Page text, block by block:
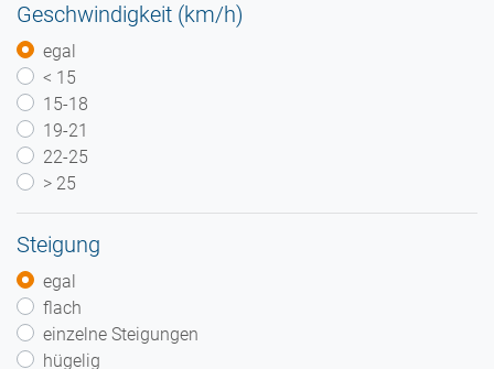
Geschwindigkeit (km/h)
egal
< 15
15-18
19-21
22-25
> 25
Steigung
egal
flach
einzelne Steigungen
hügelig